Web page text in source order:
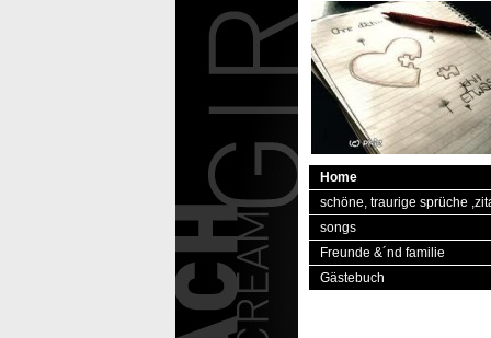
Home
schöne, traurige sprüche
songs
Freunde &´nd familie
Gästebuch